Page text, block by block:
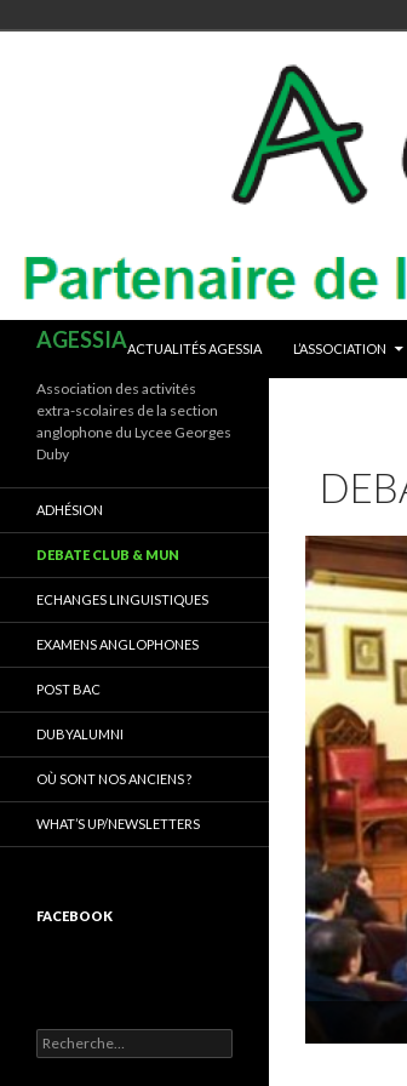
AGESSIA
Recherche
ACTUALITÉS AGESSIA
L’ASSOCIATION
Association des activités
extra-scolaires de la section
anglophone du Lycee Georges
Duby
ADHÉSION
DEBATE CLUB & MUN
ECHANGES LINGUISTIQUES
EXAMENS ANGLOPHONES
POST BAC
DUBYALUMNI
OÙ SONT NOS ANCIENS ?
WHAT’S UP/NEWSLETTERS
FACEBOOK
R
e